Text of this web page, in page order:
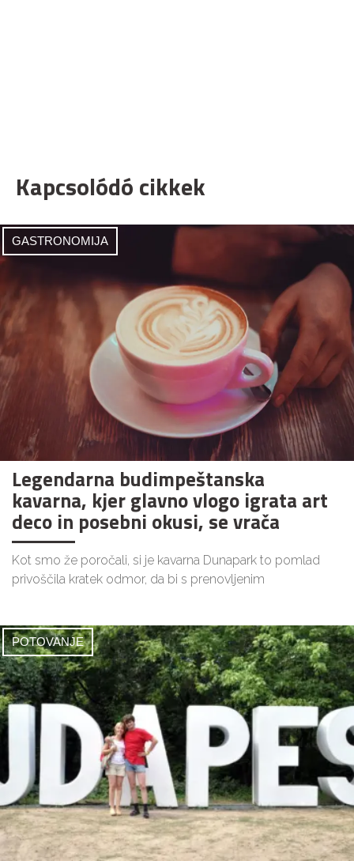
Kapcsolódó cikkek
GASTRONOMIJA
Legendarna budimpeštanska
kavarna, kjer glavno vlogo igrata art
deco in posebni okusi, se vrača
Kot smo že poročali, si je kavarna Dunapark to pomlad
privoščila kratek odmor, da bi s prenovljenim
POTOVANJE